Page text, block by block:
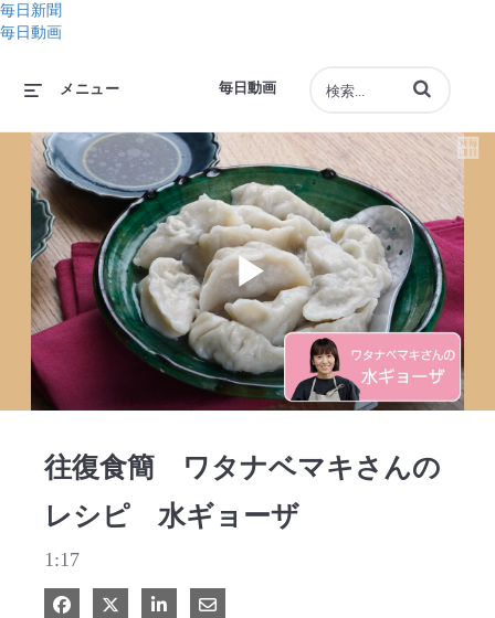
毎日新聞
毎日動画
毎日動画
メニュー 動画の検索語句
Play
往復食簡 ワタナベマキさんの
レシピ 水ギョーザ
1:17
Facebook で共有
Xで共有する
LinkedIn で共有
電子メールで共有